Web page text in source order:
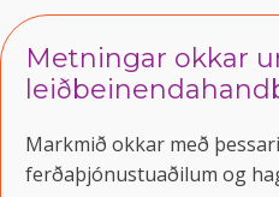
Metningar okkar
Markmið okkar með
ferðaþjónustuaðilum og